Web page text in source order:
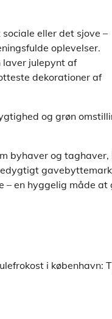
eller det sjove –
oplevelser.
laver julepynt af
dekorationer af
og grøn
byhaver og taghaver,
– en hyggelig måde at
i københavn: